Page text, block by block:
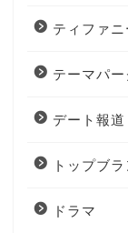
ティファニ
テーマパー
デート報道
トップブラ
ドラマ